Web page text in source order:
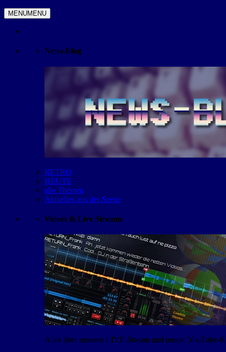
MENUMENU
News-Blog
RETRO
HEUTE
alle Themen
Aktuelles aus der Szene
Videos & Live Streams
Alles über unseren LIVE-Stream und unsere YouTube-